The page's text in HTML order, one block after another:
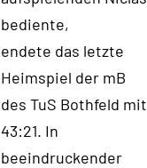
bediente,
endete das letzte
Heimspiel der mB
des TuS Bothfeld mit
43:21. In
beeindruckender